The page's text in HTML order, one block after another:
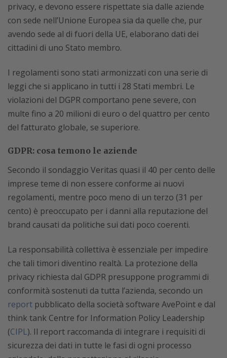
privacy, e devono essere rispettate sia dalle aziende
con sede nell’Unione Europea sia da quelle che, pur
avendo sede al di fuori della UE, elaborano dati dei
cittadini di uno Stato membro.
I regolamenti sono stati armonizzati con una serie di
leggi che si applicano in tutti i 28 Stati membri. Le
violazioni del DGPR comportano pene severe, con
multe fino a 20 milioni di euro o del quattro per cento
del fatturato globale, se superiore.
GDPR: cosa temono le aziende
Secondo il sondaggio Veritas quasi il 40 per cento delle
imprese teme di non essere conforme ai nuovi
regolamenti, mentre poco meno di un terzo (31 per
cento) è preoccupato per i danni alla reputazione del
brand causati da politiche sui dati poco coerenti.
La responsabilità collettiva è essenziale per impedire
che tali timori diventino realtà. La protezione della
privacy richiesta dal GDPR presuppone programmi di
conformità sostenuti da tutta l’azienda, secondo un
report pubblicato della società software AvePoint e dal
think tank Centre for Information Policy Leadership
(CIPL). Il report raccomanda di integrare i requisiti di
sicurezza dei dati in tutte le fasi di ogni processo